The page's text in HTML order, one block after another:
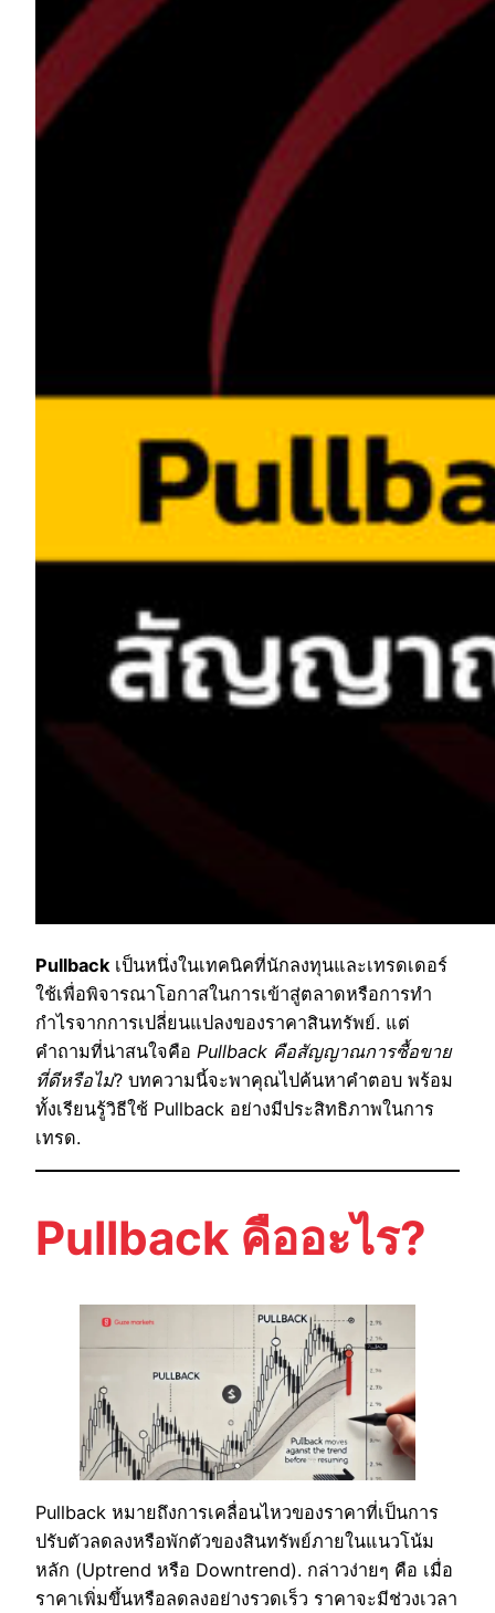
Pullback เป็นหนึ่งในเทคนิคที่นักลงทุนและเทรดเดอร์
ใช้เพื่อพิจารณาโอกาสในการเข้าสู่ตลาดหรือการทำ
กำไรจากการเปลี่ยนแปลงของราคาสินทรัพย์. แต่
คำถามที่น่าสนใจคือ Pullback คือสัญญาณการซื้อขาย
ที่ดีหรือไม่? บทความนี้จะพาคุณไปค้นหาคำตอบ พร้อม
ทั้งเรียนรู้วิธีใช้ Pullback อย่างมีประสิทธิภาพในการ
เทรด.
Pullback คืออะไร?
Pullback หมายถึงการเคลื่อนไหวของราคาที่เป็นการ
ปรับตัวลดลงหรือพักตัวของสินทรัพย์ภายในแนวโน้ม
หลัก (Uptrend หรือ Downtrend). กล่าวง่ายๆ คือ เมื่อ
ราคาเพิ่มขึ้นหรือลดลงอย่างรวดเร็ว ราคาจะมีช่วงเวลา